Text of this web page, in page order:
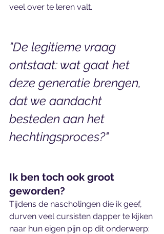
veel over te leren valt.
"De legitieme vraag
ontstaat: wat gaat het
deze generatie brengen,
dat we aandacht
besteden aan het
hechtingsproces?"
Ik ben toch ook groot
geworden?
Tijdens de nascholingen die ik geef,
durven veel cursisten dapper te kijken
naar hun eigen pijn op dit onderwerp: